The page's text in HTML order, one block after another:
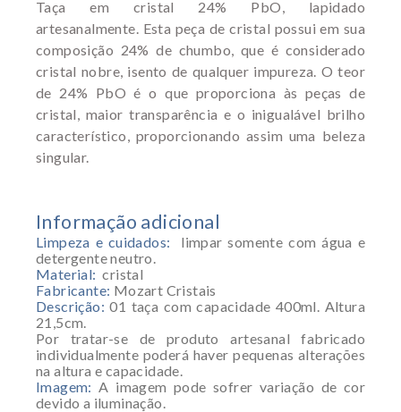
Taça em cristal 24% PbO, lapidado
artesanalmente. Esta peça de cristal possui em sua
composição 24% de chumbo, que é considerado
cristal nobre, isento de qualquer impureza. O teor
de 24% PbO é o que proporciona às peças de
cristal, maior transparência e o inigualável brilho
característico, proporcionando assim uma beleza
singular.
Informação adicional
Limpeza e cuidados:
limpar somente com água e
detergente neutro.
Material: cristal
Fabricante: Mozart Cristais
Descrição:01 taça com capacidade 400ml. Altura
21,5cm.
Por tratar-se de produto artesanal fabricado
individualmente poderá haver pequenas alterações
na altura e capacidade.
Imagem: A imagem pode sofrer variação de cor
devido a iluminação.